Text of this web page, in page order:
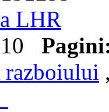
LHR
razboiului